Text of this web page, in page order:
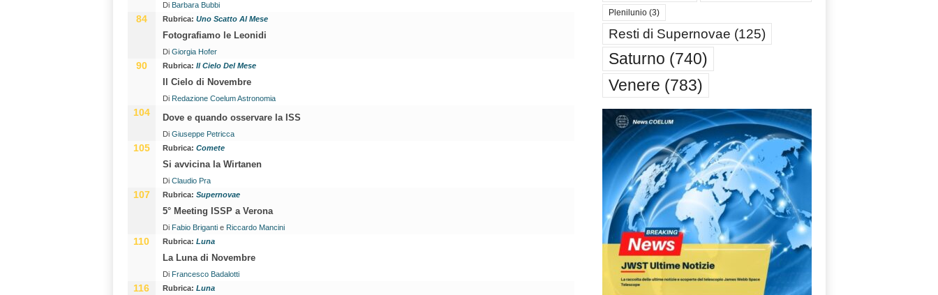
Di Barbara Bubbi
84 Rubrica: Uno Scatto Al Mese
Fotografiamo le Leonidi
Di Giorgia Hofer
90 Rubrica: Il Cielo Del Mese
Il Cielo di Novembre
Di Redazione Coelum Astronomia
104 Dove e quando osservare la ISS
Di Giuseppe Petricca
105 Rubrica: Comete
Si avvicina la Wirtanen
Di Claudio Pra
107 Rubrica: Supernovae
5° Meeting ISSP a Verona
Di Fabio Brigantie Riccardo Mancini
110 Rubrica: Luna
La Luna di Novembre
Di Francesco Badalotti
116 Rubrica: Luna
Plenilunio(3)
Resti di Supernovae (125)
Saturno (740)
Venere (783)